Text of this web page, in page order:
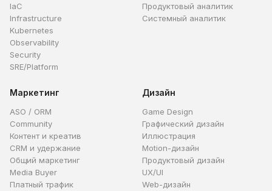
IaC
Infrastructure
Kubernetes
Observability
Security
SRE/Platform
Продуктовый аналитик
Системный аналитик
Маркетинг
ASO / ORM
Community
Контент и креатив
CRM и удержание
Общий маркетинг
Media Buyer
Платный трафик
Дизайн
Game Design
Графический дизайн
Иллюстрация
Motion-дизайн
Продуктовый дизайн
UX/UI
Web-дизайн